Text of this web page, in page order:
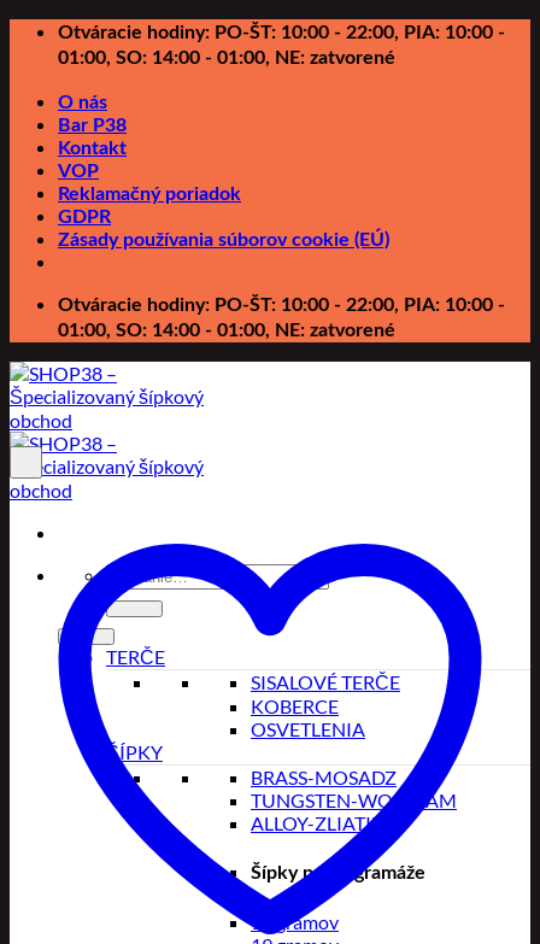
PreskočiťOtváracie hodiny: PO-ŠT: 10:00 - 22:00, PIA: 10:00 -
01:00, SO: 14:00 - 01:00, NE: zatvorené
O nás
Bar P38
Kontakt
VOP
Reklamačný poriadok
GDPR
Zásady používania súborov cookie (EÚ)
Otváracie hodiny: PO-ŠT: 10:00 - 22:00, PIA: 10:00 -
01:00, SO: 14:00 - 01:00, NE: zatvorené
Hľadať:
TERČE
SISALOVÉ TERČE
KOBERCE
OSVETLENIA
ŠÍPKY
BRASS-MOSADZ
TUNGSTEN-WOLFRAM
ALLOY-ZLIATINA
Šípky podľa gramáže
18 gramov